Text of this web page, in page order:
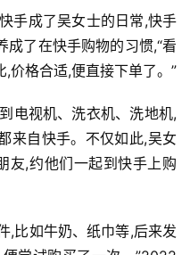
手成了吴女士的日常,快手
成了在快手购物的习惯,“看
价格合适,便直接下单了。”
电视机、洗衣机、洗地机,
来自快手。不仅如此,吴女
友,约他们一起到快手上购
,比如牛奶、纸巾等,后来发